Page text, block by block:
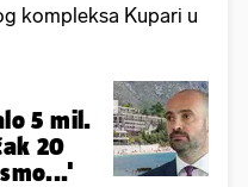
kompleksa Kupari u
5 mil.
20